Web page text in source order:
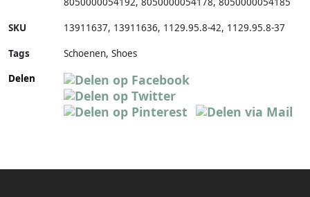
SKU 13911637, 13911636, 1129.95.8-42, 1129.95.8-37
Tags
Schoenen, Shoes
Delen